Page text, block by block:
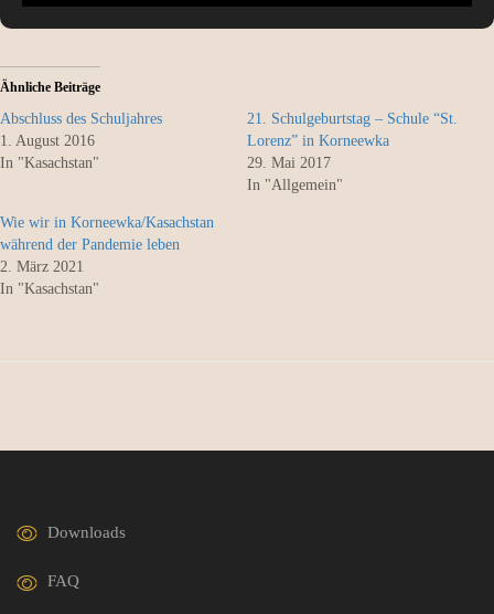
Ähnliche Beiträge
Abschluss des Schuljahres
1. August 2016
In "Kasachstan"
21. Schulgeburtstag – Schule “St.
Lorenz” in Korneewka
29. Mai 2017
In "Allgemein"
Wie wir in Korneewka/Kasachstan
während der Pandemie leben
2. März 2021
In "Kasachstan"
Downloads
FAQ